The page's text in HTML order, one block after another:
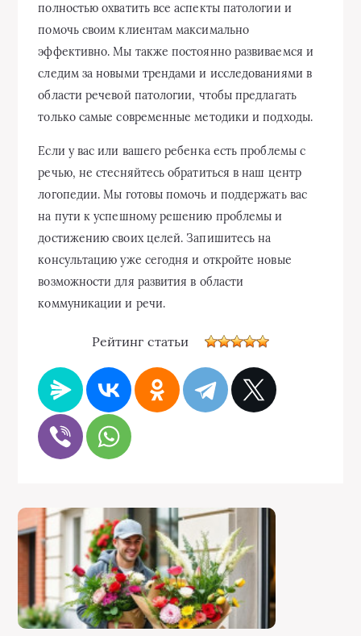
полностью охватить все аспекты патологии и
помочь своим клиентам максимально
эффективно. Мы также постоянно развиваемся и
следим за новыми трендами и исследованиями в
области речевой патологии, чтобы предлагать
только самые современные методики и подходы.
Если у вас или вашего ребенка есть проблемы с
речью, не стесняйтесь обратиться в наш центр
логопедии. Мы готовы помочь и поддержать вас
на пути к успешному решению проблемы и
достижению своих целей. Запишитесь на
консультацию уже сегодня и откройте новые
возможности для развития в области
коммуникации и речи.
Рейтинг статьи